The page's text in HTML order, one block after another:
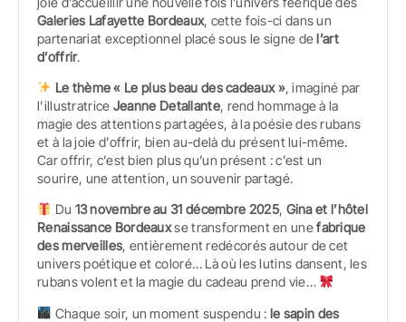
Galeries Lafayette Bordeaux, cette fois-ci dans un
partenariat exceptionnel placé sous le signe del’art
d’offrir.
Le thème « Le plus beau des cadeaux », imaginé par
l’illustratrice Jeanne Detallante, rend hommage à la
magie des attentions partagées, à la poésie des rubans
et à la joie d’offrir, bien au-delà du présent lui-même.
Car offrir, c’est bien plus qu’un présent : c’est un
sourire, une attention, un souvenir partagé.
Du 13 novembre au 31 décembre 2025, Gina et l’hôtel
Renaissance Bordeauxse transforment en unefabrique
des merveilles, entièrement redécorés autour de cet
univers poétique et coloré… Là où les lutins dansent, les
rubans volent et la magie du cadeau prend vie…
Chaque soir, un moment suspendu : le sapin des